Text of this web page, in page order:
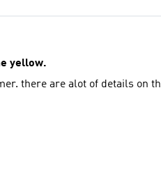
yellow.
there are alot of details on